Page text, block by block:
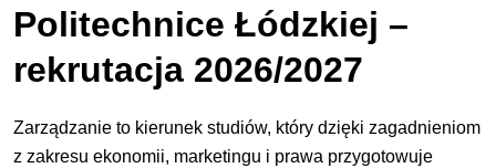
Politechnice Łódzkiej –
rekrutacja 2026/2027
Zarządzanie to kierunek studiów, który dzięki zagadnieniom
z zakresu ekonomii, marketingu i prawa przygotowuje